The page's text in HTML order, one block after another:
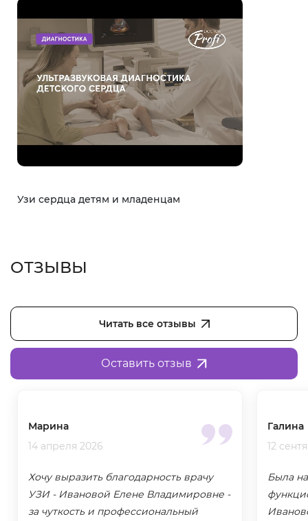
Узи сердца детям и младенцам
ОТЗЫВЫ
Читать все отзывы
Оставить отзыв
Марина
14 апреля 2026
Хочу выразить благодарность врачу
УЗИ - Ивановой Елене Владимировне -
за чуткость и профессиональный
Галина
12
Была